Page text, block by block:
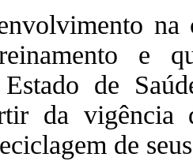
e
Estado de
da vigência
de